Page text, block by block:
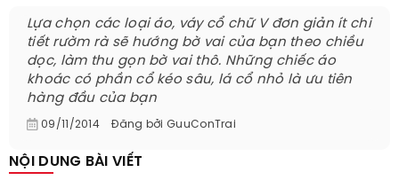
Lựa chọn các loại áo, váy cổ chữ V đơn giản ít chi
tiết rườm rà sẽ hướng bờ vai của bạn theo chiều
dọc, làm thu gọn bờ vai thô. Những chiếc áo
khoác có phần cổ kéo sâu, lá cổ nhỏ là ưu tiên
hàng đầu của bạn
09/11/2014 Đăng bởi GuuConTrai
NỘI DUNG BÀI VIẾT